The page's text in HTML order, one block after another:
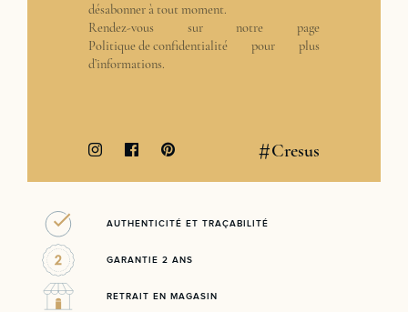
désabonner à tout moment.
Rendez-vous sur notre page
Politique de confidentialité pour plus
d’informations.
#Cresus
AUTHENTICITÉ ET TRAÇABILITÉ
GARANTIE 2 ANS
RETRAIT EN MAGASIN